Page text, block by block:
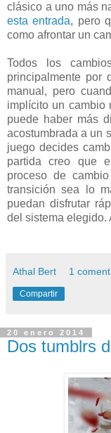
clásico a uno más
esta entrada, pero
como afrontar un
Todos los
principalmente por
manual, pero
implícito un cambio
puede haber más
acostumbrada a un
juego decides
partida creo que
proceso de
transición sea lo
puedan disfrutar
del sistema elegido.
Athal Bert 1
Compartir
20 enero 2014
Dos tumblrs